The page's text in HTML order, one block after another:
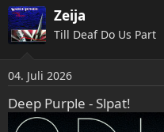
s
t
e
l
r
e
l
a
m
Zeija
Till Deaf Do Us Part
04. Juli 2026
Deep Purple - Slpat!